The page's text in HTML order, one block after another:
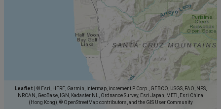
Leaflet
© Esri, HERE, Garmin, Intermap, increment P Corp., GEBCO, USGS, FAO, NPS,
NRCAN, GeoBase, IGN, Kadaster NL, Ordnance Survey, Esri Japan, METI, Esri China
(Hong Kong), © OpenStreetMap contributors, and the GIS User Community